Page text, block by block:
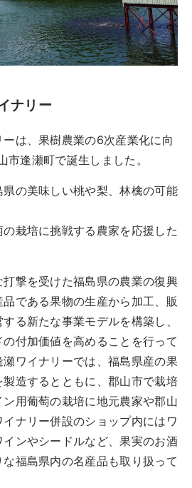
ナリー
は、果樹農業の6次産業化に向
市逢瀬町で誕生しました。
県の美味しい桃や梨、林檎の可能
の栽培に挑戦する農家を応援した
撃を受けた福島県の農業の復興
である果物の生産から加工、販
る新たな事業モデルを構築し、
付加価値を高めることを行って
ワイナリーでは、福島県産の果
造するとともに、郡山市で栽培
用葡萄の栽培に地元農家や郡山
ナリー併設のショップ内にはワ
ンやシードルなど、果実のお酒
福島県内の名産品も取り扱って